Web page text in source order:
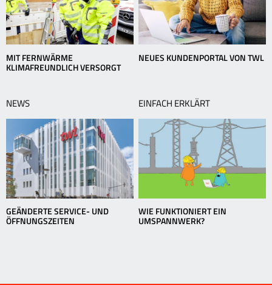
MIT FERNWÄRME
KLIMAFREUNDLICH VERSORGT
NEUES KUNDENPORTAL VON TWL
NEWS
GEÄNDERTE SERVICE- UND
ÖFFNUNGSZEITEN
EINFACH ERKLÄRT
WIE FUNKTIONIERT EIN
UMSPANNWERK?